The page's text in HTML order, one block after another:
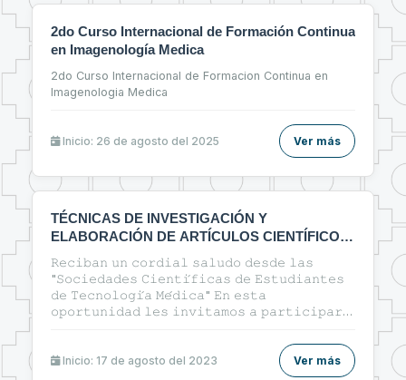
2do Curso Internacional de Formación Continua
en Imagenología Medica
2do Curso Internacional de Formacion Continua en
Imagenologia Medica
Inicio: 26 de agosto del 2025 Ver más
TÉCNICAS DE INVESTIGACIÓN Y
ELABORACIÓN DE ARTÍCULOS CIENTÍFICOS
EN EL ÁREA DE LA SALUD
𝚁𝚎𝚌𝚒𝚋𝚊𝚗 𝚞𝚗 𝚌𝚘𝚛𝚍𝚒𝚊𝚕 𝚜𝚊𝚕𝚞𝚍𝚘 𝚍𝚎𝚜𝚍𝚎 𝚕𝚊𝚜
"𝚂𝚘𝚌𝚒𝚎𝚍𝚊𝚍𝚎𝚜 𝙲𝚒𝚎𝚗𝚝𝚒́𝚏𝚒𝚌𝚊𝚜 𝚍𝚎 𝙴𝚜𝚝𝚞𝚍𝚒𝚊𝚗𝚝𝚎𝚜
𝚍𝚎 𝚃𝚎𝚌𝚗𝚘𝚕𝚘𝚐𝚒́𝚊 𝙼𝚎́𝚍𝚒𝚌𝚊" 𝙴𝚗 𝚎𝚜𝚝𝚊
𝚘𝚙𝚘𝚛𝚝𝚞𝚗𝚒𝚍𝚊𝚍 𝚕𝚎𝚜 𝚒𝚗𝚟𝚒𝚝𝚊𝚖𝚘𝚜 𝚊 𝚙𝚊𝚛𝚝𝚒𝚌𝚒𝚙𝚊𝚛
ᴇʟᴀʙᴏʀᴀᴄɪᴏ́ɴ ᴅᴇ ᴀʀᴛɪ́ᴄᴜʟᴏs ᴄɪᴇɴᴛɪ́ғɪᴄᴏs ᴇɴ ᴇʟ ᴀ́ʀᴇᴀ ᴅᴇ ʟᴀ
sᴀʟᴜᴅ"🔰
Inicio: 17 de agosto del 2023 Ver más